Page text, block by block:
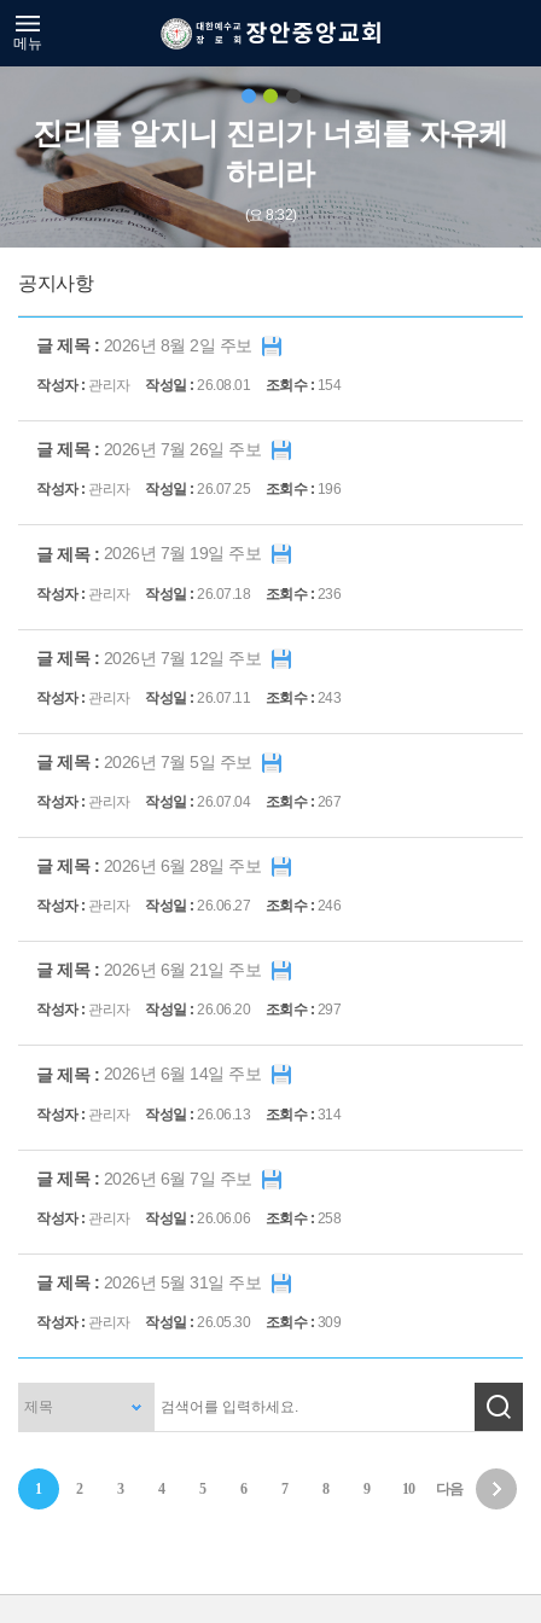
메뉴
진리를 알지니 진리가 너희를 자유케
하리라
(요 8:32)
공지사항
2026년 8월 2일 주보
관리자 26.08.01 154
2026년 7월 26일 주보
관리자 26.07.25 196
2026년 7월 19일 주보
관리자 26.07.18 236
2026년 7월 12일 주보
관리자 26.07.11 243
2026년 7월 5일 주보
관리자 26.07.04 267
2026년 6월 28일 주보
관리자 26.06.27 246
2026년 6월 21일 주보
관리자 26.06.20 297
2026년 6월 14일 주보
관리자 26.06.13 314
2026년 6월 7일 주보
관리자 26.06.06 258
2026년 5월 31일 주보
관리자 26.05.30 309
1 2 3 4 5 6 7 8 9 10 다음